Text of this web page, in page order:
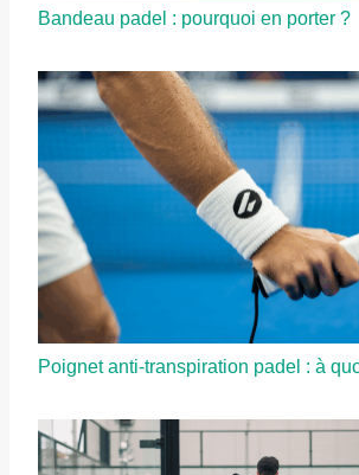
Bandeau padel : pourquoi en porter ?
Poignet anti-transpiration padel : à